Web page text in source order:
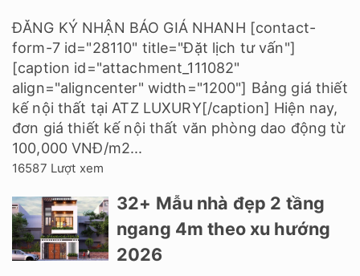
ĐĂNG KÝ NHẬN BÁO GIÁ NHANH [contact-
form-7 id="28110" title="Đặt lịch tư vấn"]
[caption id="attachment_111082"
align="aligncenter" width="1200"] Bảng giá thiết
kế nội thất tại ATZ LUXURY[/caption] Hiện nay,
đơn giá thiết kế nội thất văn phòng dao động từ
100,000 VNĐ/m2...
16587 Lượt xem
32+ Mẫu nhà đẹp 2 tầng
ngang 4m theo xu hướng
2026